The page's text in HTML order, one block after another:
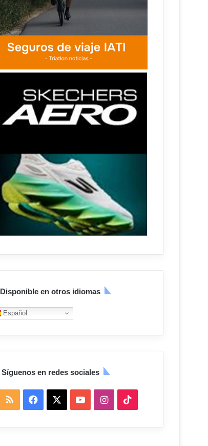
Disponible en otros idiomas
Español
Síguenos en redes sociales
I